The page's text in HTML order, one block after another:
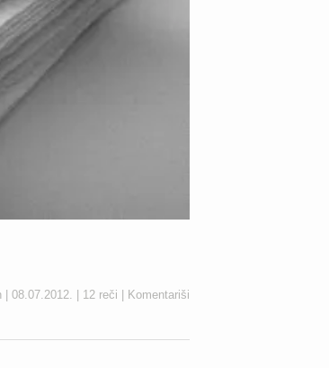
08.07.2012. 12 reči Komentariši